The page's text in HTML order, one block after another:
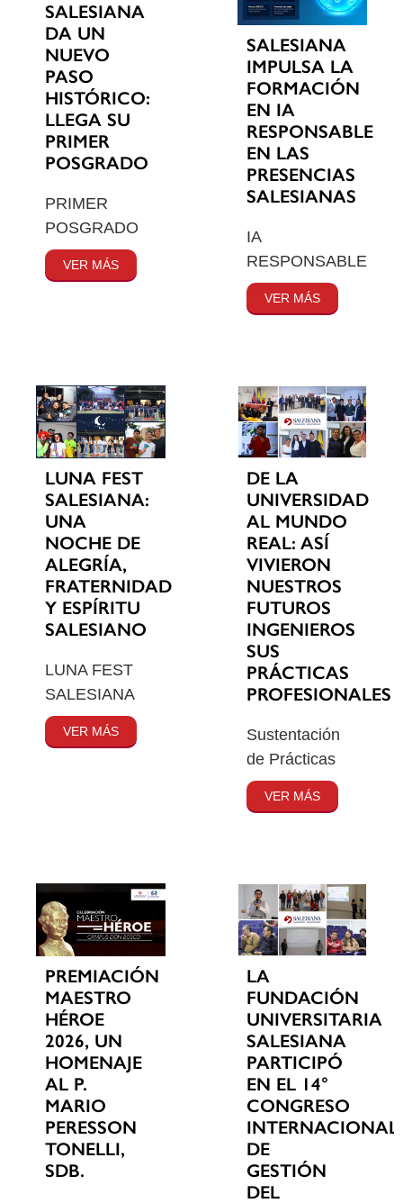
SALESIANA
DA UN
NUEVO
PASO
HISTÓRICO:
LLEGA SU
PRIMER
POSGRADO
PRIMER
POSGRADO
VER MÁS
SALESIANA
IMPULSA LA
FORMACIÓN
EN IA
RESPONSABLE
EN LAS
PRESENCIAS
SALESIANAS
IA
RESPONSABLE
VER MÁS
LUNA FEST
SALESIANA:
UNA
NOCHE DE
ALEGRÍA,
FRATERNIDAD
Y ESPÍRITU
SALESIANO
LUNA FEST
SALESIANA
VER MÁS
DE LA
UNIVERSIDAD
AL MUNDO
REAL: ASÍ
VIVIERON
NUESTROS
FUTUROS
INGENIEROS
SUS
PRÁCTICAS
PROFESIONALES
Sustentación
de Prácticas
VER MÁS
PREMIACIÓN
MAESTRO
HÉROE
2026, UN
HOMENAJE
AL P.
MARIO
PERESSON
TONELLI,
SDB.
LA
FUNDACIÓN
UNIVERSITARIA
SALESIANA
PARTICIPÓ
EN EL 14°
CONGRESO
INTERNACIONAL
DE
GESTIÓN
DEL